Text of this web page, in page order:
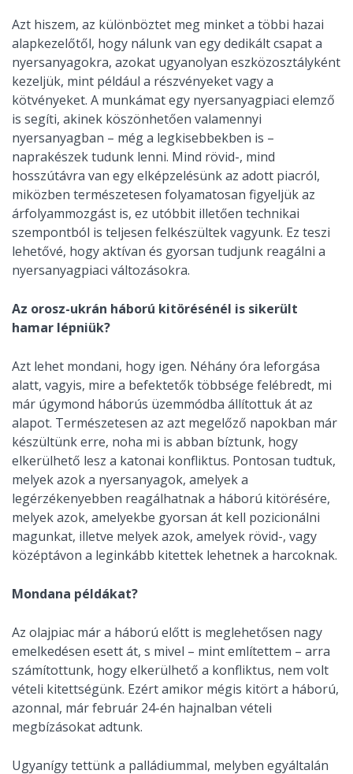
Azt hiszem, az különböztet meg minket a többi hazai
alapkezelőtől, hogy nálunk van egy dedikált csapat a
nyersanyagokra, azokat ugyanolyan eszközosztályként
kezeljük, mint például a részvényeket vagy a
kötvényeket. A munkámat egy nyersanyagpiaci elemző
is segíti, akinek köszönhetően valamennyi
nyersanyagban – még a legkisebbekben is –
naprakészek tudunk lenni. Mind rövid-, mind
hosszútávra van egy elképzelésünk az adott piacról,
miközben természetesen folyamatosan figyeljük az
árfolyammozgást is, ez utóbbit illetően technikai
szempontból is teljesen felkészültek vagyunk. Ez teszi
lehetővé, hogy aktívan és gyorsan tudjunk reagálni a
nyersanyagpiaci változásokra.
Az orosz-ukrán háború kitörésénél is sikerült
hamar lépniük?
Azt lehet mondani, hogy igen. Néhány óra leforgása
alatt, vagyis, mire a befektetők többsége felébredt, mi
már úgymond háborús üzemmódba állítottuk át az
alapot. Természetesen az azt megelőző napokban már
készültünk erre, noha mi is abban bíztunk, hogy
elkerülhető lesz a katonai konfliktus. Pontosan tudtuk,
melyek azok a nyersanyagok, amelyek a
legérzékenyebben reagálhatnak a háború kitörésére,
melyek azok, amelyekbe gyorsan át kell pozicionálni
magunkat, illetve melyek azok, amelyek rövid-, vagy
középtávon a leginkább kitettek lehetnek a harcoknak.
Mondana példákat?
Az olajpiac már a háború előtt is meglehetősen nagy
emelkedésen esett át, s mivel – mint említettem – arra
számítottunk, hogy elkerülhető a konfliktus, nem volt
vételi kitettségünk. Ezért amikor mégis kitört a háború,
azonnal, már február 24-én hajnalban vételi
megbízásokat adtunk.
Ugyanígy tettünk a palládiummal, melyben egyáltalán